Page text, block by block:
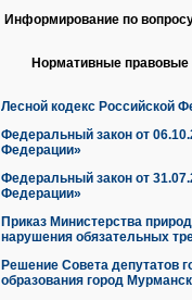
Информирование по
Нормативные правовые
Лесной кодекс Российской
Федеральный закон от
Федерации»
Федеральный закон от
Федерации»
Приказ Министерства
нарушения обязательных
Решение Совета депутатов
образования город